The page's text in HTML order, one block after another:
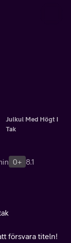
Julkul Med Högt I
Tak
0+ 8.1
försvara titeln!